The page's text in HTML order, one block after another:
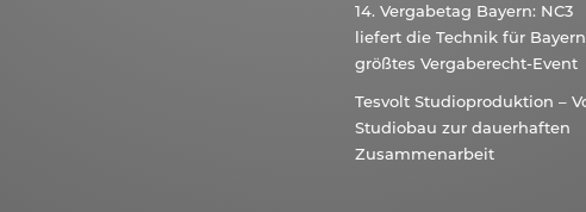
14. Vergabetag Bayern: NC3
liefert die Technik für
größtes Vergaberecht-Event
Tesvolt Studioproduktion –
Studiobau zur dauerhaften
Zusammenarbeit